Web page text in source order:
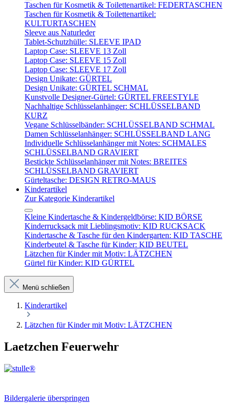
Taschen für Kosmetik & Toilettenartikel: FEDERTASCHEN
Taschen für Kosmetik & Toilettenartikel:
KULTURTASCHEN
Sleeve aus Naturleder
Tablet-Schutzhülle: SLEEVE IPAD
Laptop Case: SLEEVE 13 Zoll
Laptop Case: SLEEVE 15 Zoll
Laptop Case: SLEEVE 17 Zoll
Design Unikate: GÜRTEL
Design Unikate: GÜRTEL SCHMAL
Kunstvolle Designer-Gürtel: GÜRTEL FREESTYLE
Nachhaltige Schlüsselanhänger: SCHLÜSSELBAND
KURZ
Vegane Schlüsselbänder: SCHLÜSSELBAND SCHMAL
Damen Schlüsselanhänger: SCHLÜSSELBAND LANG
Individuelle Schlüsselanhänger mit Notes: SCHMALES
SCHLÜSSELBAND GRAVIERT
Bestickte Schlüsselanhänger mit Notes: BREITES
SCHLÜSSELBAND GRAVIERT
Gürteltasche: DESIGN RETRO-MAUS
Kinderartikel
Zur Kategorie Kinderartikel
Kleine Kindertasche & Kindergeldbörse: KID BÖRSE
Kinderrucksack mit Lieblingsmotiv: KID RUCKSACK
Kindertasche & Tasche für den Kindergarten: KID TASCHE
Kinderbeutel & Tasche für Kinder: KID BEUTEL
Lätzchen für Kinder mit Motiv: LÄTZCHEN
Gürtel für Kinder: KID GÜRTEL
Menü schließen
Kinderartikel
Lätzchen für Kinder mit Motiv: LÄTZCHEN
Laetzchen Feuerwehr
Bildergalerie überspringen